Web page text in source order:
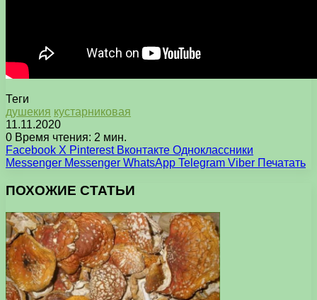
Теги
душекия кустарниковая
11.11.2020
0 Время чтения: 2 мин.
Facebook X Pinterest Вконтакте Одноклассники
Messenger Messenger WhatsApp Telegram Viber Печатать
ПОХОЖИЕ СТАТЬИ